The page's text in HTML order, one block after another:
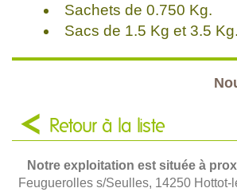
Sachets de 0.750 Kg.
Sacs de 1.5 Kg et 3.5 Kg.
Retour à la liste
Notre exploitation est située à
Feuguerolles s/Seulles, 14250 Hottot-